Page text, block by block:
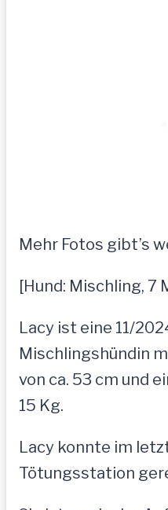
Mehr Fotos gibt’s
[Hund: Mischling, 7
Lacy ist eine 11/
Mischlingshündin
von ca. 53 cm und
15 Kg.
Lacy konnte im
Tötungsstation